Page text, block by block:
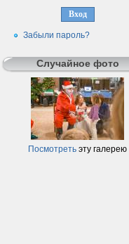
Забыли пароль?
Случайное фото
Посмотреть эту галерею